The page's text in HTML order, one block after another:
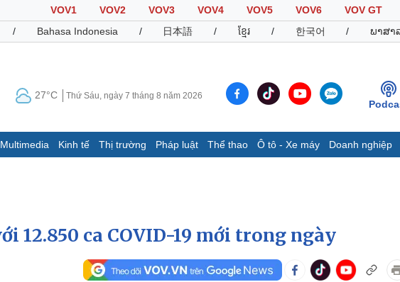
VOV1 VOV2 VOV3 VOV4 VOV5 VOV6
VOV GT
/ Bahasa Indonesia / 日本語 / ខ្មែរ / 한국어 / ພາສາ
27°C Thứ Sáu, ngày 7 tháng 8 năm 2026
Multimedia Kinh tế Thị trường Pháp luật Thể thao Ô tô - Xe máy Doanh nghiệp
Infographic
12.850 ca COVID-19 mới trong ngày